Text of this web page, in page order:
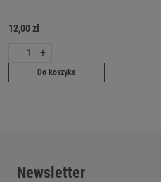
12,00 zł
- +
Do koszyka
Newsletter